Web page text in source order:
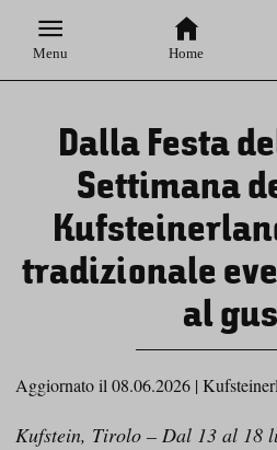
Menu Home
Dalla Festa
Settimana
tradizionale
al
Aggiornato il 08.06.2026 |
Kufstein, Tirolo – Dal 13 al 18